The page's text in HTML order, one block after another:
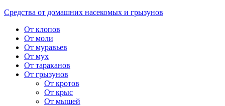
Средства от домашних насекомых и грызунов
От клопов
От моли
От муравьев
От мух
От тараканов
От грызунов
От кротов
От крыс
От мышей